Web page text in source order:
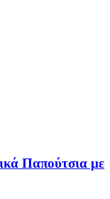
Παπούτσια με